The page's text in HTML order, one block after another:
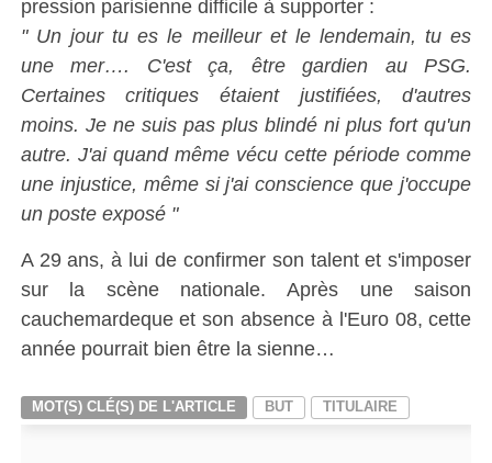
pression parisienne difficile à supporter :
" Un jour tu es le meilleur et le lendemain, tu es
une mer…. C'est ça, être gardien au PSG.
Certaines critiques étaient justifiées, d'autres
moins. Je ne suis pas plus blindé ni plus fort qu'un
autre. J'ai quand même vécu cette période comme
une injustice, même si j'ai conscience que j'occupe
un poste exposé "
A 29 ans, à lui de confirmer son talent et s'imposer
sur la scène nationale. Après une saison
cauchemardeque et son absence à l'Euro 08, cette
année pourrait bien être la sienne…
MOT(S) CLÉ(S) DE L'ARTICLE BUT TITULAIRE